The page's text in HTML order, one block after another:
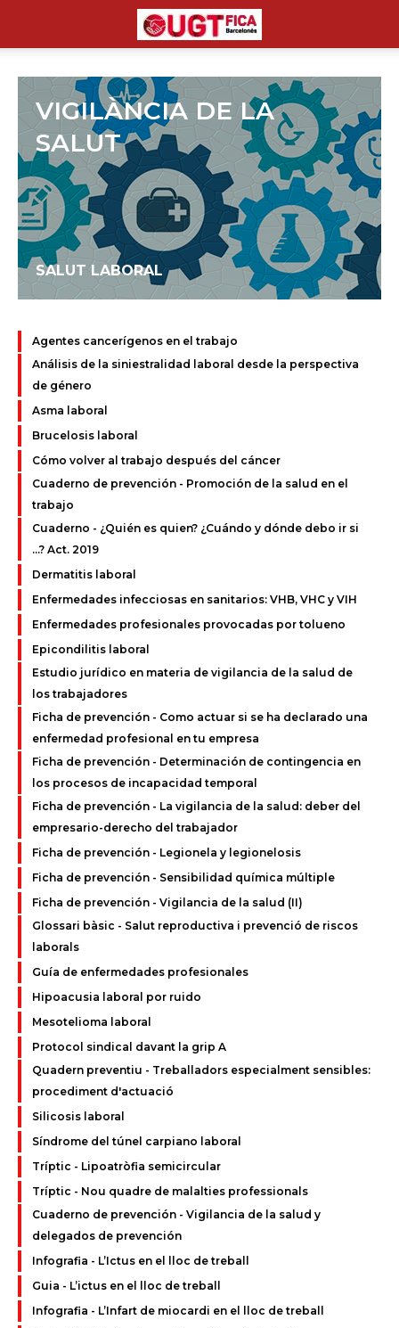
VIGILÀNCIA DE LA
SALUT
SALUT LABORAL
Agentes cancerígenos en el trabajo
Análisis de la siniestralidad laboral desde la perspectiva
de género
Asma laboral
Brucelosis laboral
Cómo volver al trabajo después del cáncer
Cuaderno de prevención - Promoción de la salud en el
trabajo
Cuaderno - ¿Quién es quien? ¿Cuándo y dónde debo ir si
...? Act. 2019
Dermatitis laboral
Enfermedades infecciosas en sanitarios: VHB, VHC y VIH
Enfermedades profesionales provocadas por tolueno
Epicondilitis laboral
Estudio jurídico en materia de vigilancia de la salud de
los trabajadores
Ficha de prevención - Como actuar si se ha declarado una
enfermedad profesional en tu empresa
Ficha de prevención - Determinación de contingencia en
los procesos de incapacidad temporal
Ficha de prevención - La vigilancia de la salud: deber del
empresario-derecho del trabajador
Ficha de prevención - Legionela y legionelosis
Ficha de prevención - Sensibilidad química múltiple
Ficha de prevención - Vigilancia de la salud (II)
Glossari bàsic - Salut reproductiva i prevenció de riscos
laborals
Guía de enfermedades profesionales
Hipoacusia laboral por ruido
Mesotelioma laboral
Protocol sindical davant la grip A
Quadern preventiu - Treballadors especialment sensibles:
procediment d'actuació
Silicosis laboral
Síndrome del túnel carpiano laboral
Tríptic - Lipoatròfia semicircular
Tríptic - Nou quadre de malalties professionals
Cuaderno de prevención - Vigilancia de la salud y
delegados de prevención
Infografia - L’Ictus en el lloc de treball
Guia - L’ictus en el lloc de treball
Infografia - L’Infart de miocardi en el lloc de treball